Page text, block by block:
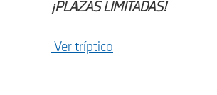
¡PLAZAS LIMITADAS!
Ver tríptico